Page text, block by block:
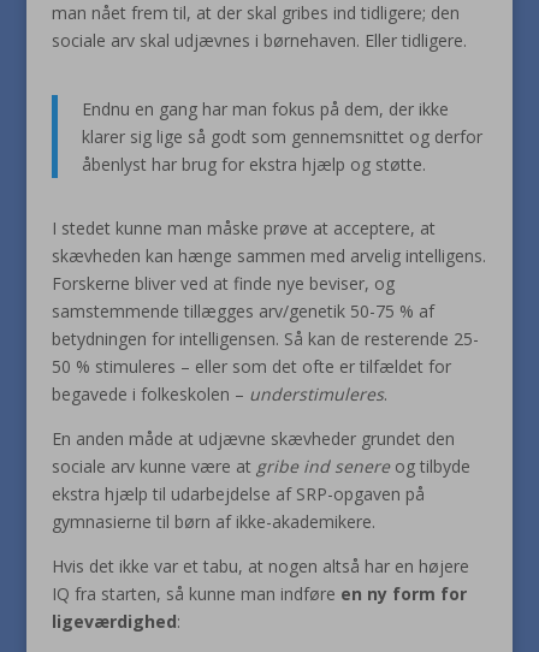
man nået frem til, at der skal gribes ind tidligere; den
sociale arv skal udjævnes i børnehaven. Eller tidligere.
Endnu en gang har man fokus på dem, der ikke
klarer sig lige så godt som gennemsnittet og derfor
åbenlyst har brug for ekstra hjælp og støtte.
I stedet kunne man måske prøve at acceptere, at
skævheden kan hænge sammen med arvelig intelligens.
Forskerne bliver ved at finde nye beviser, og
samstemmende tillægges arv/genetik 50-75 % af
betydningen for intelligensen. Så kan de resterende 25-
50 % stimuleres – eller som det ofte er tilfældet for
begavede i folkeskolen – understimuleres.
En anden måde at udjævne skævheder grundet den
sociale arv kunne være at gribe ind senereog tilbyde
ekstra hjælp til udarbejdelse af SRP-opgaven på
gymnasierne til børn af ikke-akademikere.
Hvis det ikke var et tabu, at nogen altså har en højere
IQ fra starten, så kunne man indføre en ny form for
ligeværdighed: